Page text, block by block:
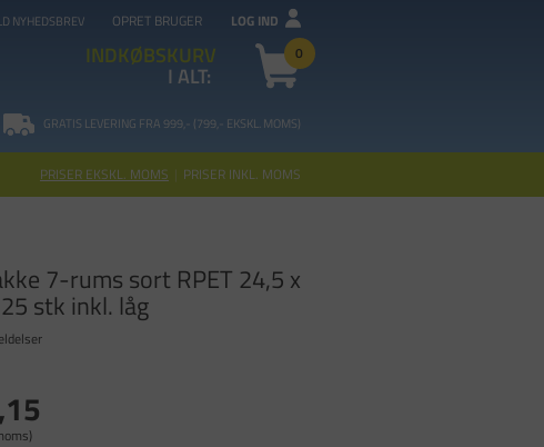
NYHEDSBREV OPRET BRUGER LOG IND
INDKØBSKURV 0
I ALT:
GRATIS LEVERING FRA 999,- (799,- EKSKL. MOMS)
PRISER EKSKL. MOMS | PRISER INKL. MOMS
7-rums sort RPET 24,5 x
stk inkl. låg